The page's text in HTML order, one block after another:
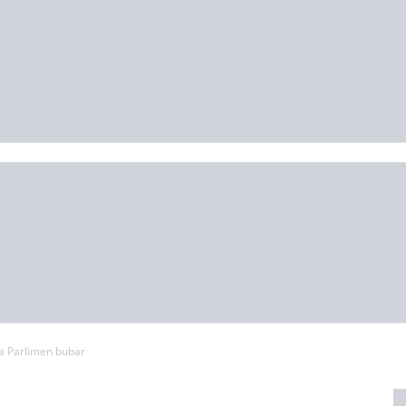
மக்கள்
Parlimen bubar